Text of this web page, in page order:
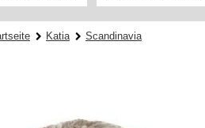
Katia Scandinavia